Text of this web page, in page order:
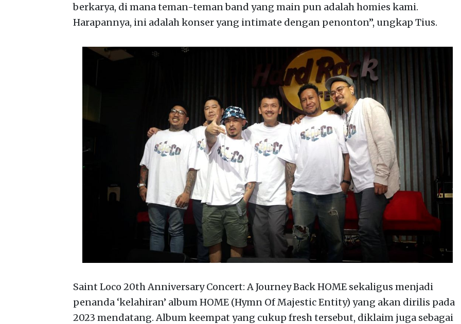
berkarya, di mana teman-teman band yang main pun adalah homies kami.
Harapannya, ini adalah konser yang intimate dengan penonton”, ungkap Tius.
Saint Loco 20th Anniversary Concert: A Journey Back HOME sekaligus menjadi
penanda ‘kelahiran’ album HOME (Hymn Of Majestic Entity) yang akan dirilis pada
2023 mendatang. Album keempat yang cukup fresh tersebut, diklaim juga sebagai